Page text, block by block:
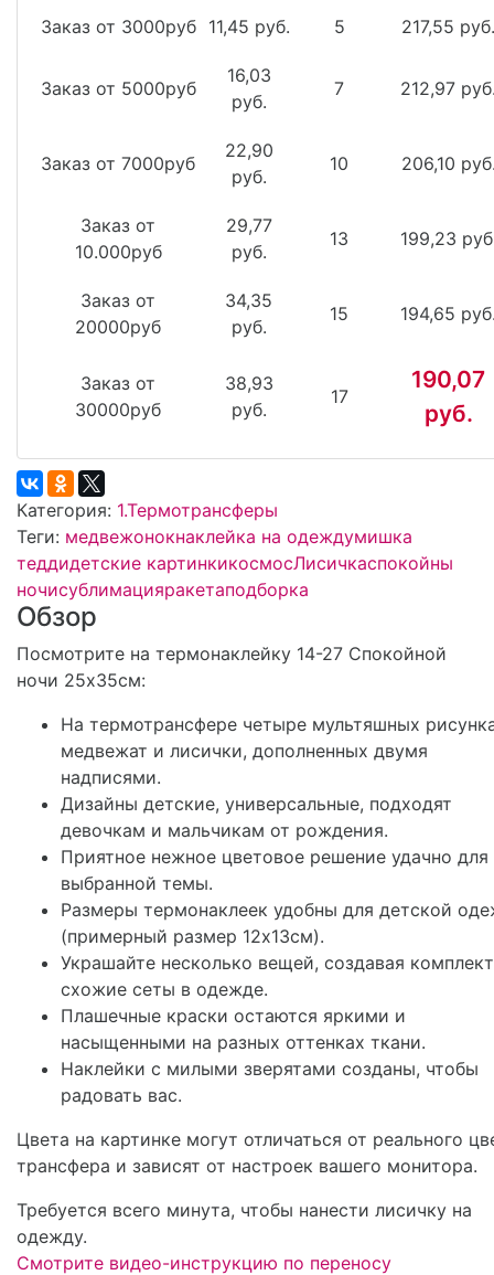
Заказ от 3000руб 11,45 руб. 5 217,55 руб.
Заказ от 5000руб
16,03
руб.
7 212,97
Заказ от 7000руб
22,90
руб.
10 206,10
Заказ от
10.000руб
29,77
руб.
13 199,23
Заказ от
20000руб
34,35
руб.
15 194,65
Заказ от
30000руб
38,93
руб.
17
190,07
руб.
Категория: 1.Термотрансферы
Теги: медвежонокнаклейка на одеждумишка
теддидетские картинкикосмосЛисичкаспокойны
ночисублимацияракетаподборка
Обзор
Посмотрите на термонаклейку 14-27 Спокойной
ночи 25х35см:
На термотрансфере четыре мультяшных
медвежат и лисички, дополненных двумя
надписями.
Дизайны детские, универсальные, подходят
девочкам и мальчикам от рождения.
Приятное нежное цветовое решение удачно для
выбранной темы.
Размеры термонаклеек удобны для детской
(примерный размер 12х13см).
Украшайте несколько вещей, создавая
схожие сеты в одежде.
Плашечные краски остаются яркими и
насыщенными на разных оттенках ткани.
Наклейки с милыми зверятами созданы, чтобы
радовать вас.
Цвета на картинке могут отличаться от реального
трансфера и зависят от настроек вашего монитора.
Требуется всего минута, чтобы нанести лисичку на
одежду.
Смотрите видео-инструкцию по переносу